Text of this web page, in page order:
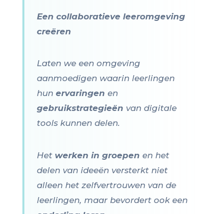
Een collaboratieve leeromgeving
creëren
Laten we een omgeving
aanmoedigen waarin leerlingen
hun ervaringen en
gebruikstrategieën van digitale
tools kunnen delen.
Het werken in groepen en het
delen van ideeën versterkt niet
alleen het zelfvertrouwen van de
leerlingen, maar bevordert ook een